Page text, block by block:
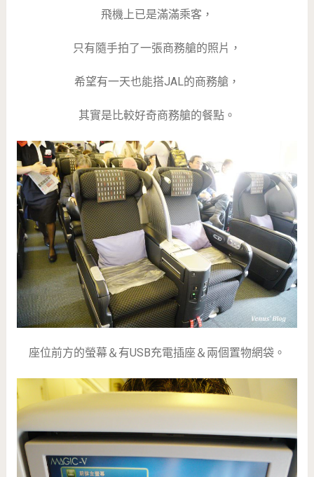
飛機上已是滿滿乘客，
只有隨手拍了一張商務艙的照片，
希望有一天也能搭JAL的商務艙，
其實是比較好奇商務艙的餐點。
座位前方的螢幕＆有USB充電插座＆兩個置物網袋。